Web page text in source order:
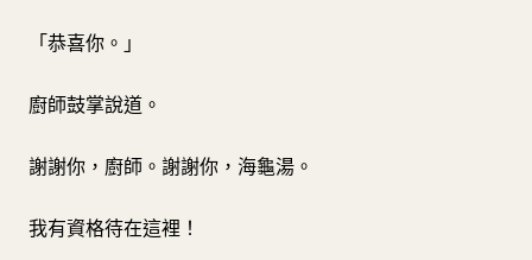
「恭喜你。」
廚師鼓掌說道。
謝謝你，廚師。謝謝你，海龜湯。
我有資格待在這裡！